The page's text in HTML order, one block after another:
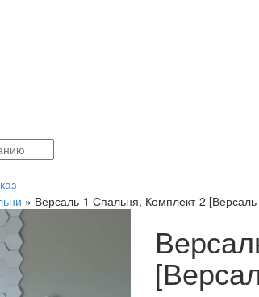
» Версаль-1 Спальня, Комплект-2